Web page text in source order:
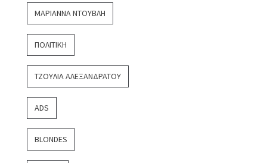
ΜΑΡΙΆΝΝΑ ΝΤΟΎΒΛΗ
ΠΟΛΙΤΙΚΉ
ΤΖΟΎΛΙΑ ΑΛΕΞΑΝΔΡΆΤΟΥ
ADS
BLONDES